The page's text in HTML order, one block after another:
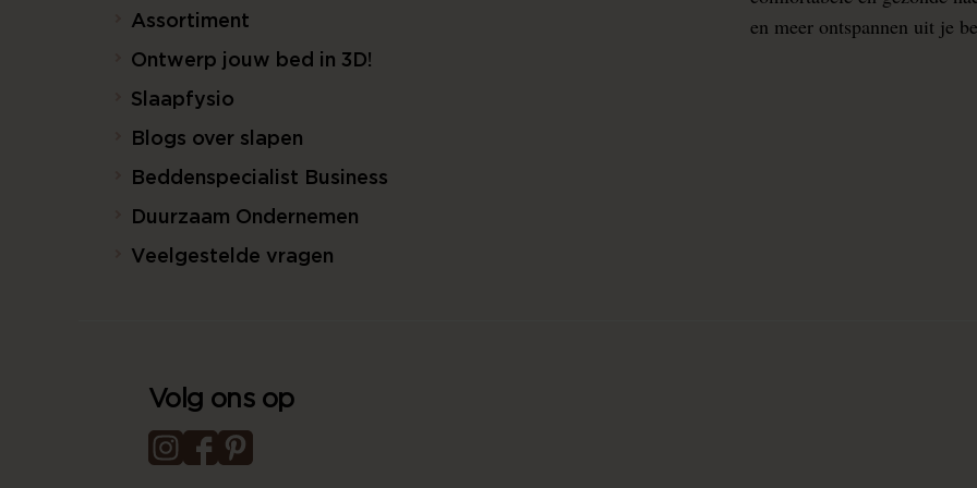
Assortiment
Ontwerp jouw bed in 3D!
Slaapfysio
Blogs over slapen
Beddenspecialist Business
Duurzaam Ondernemen
Veelgestelde vragen
en meer ontspannen uit je
Volg ons op